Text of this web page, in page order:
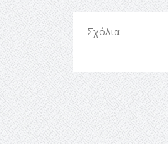
Σχόλια